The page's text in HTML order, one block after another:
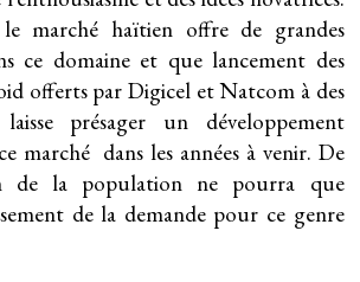
marché haïtien offre de grandes
ce domaine et que lancement des
offerts par Digicel et Natcom à des
présager un développement
marché dans les années à venir. De
de la population ne pourra que
de la demande pour ce genre